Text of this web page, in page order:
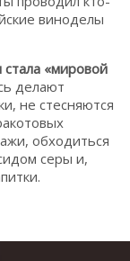
виноделы
«мировой
делают
не стесняются
обходиться
серы и,